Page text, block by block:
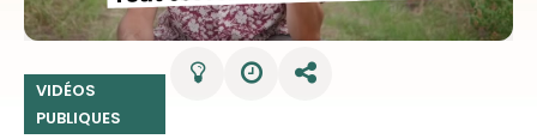
VIDÉOS
PUBLIQUES